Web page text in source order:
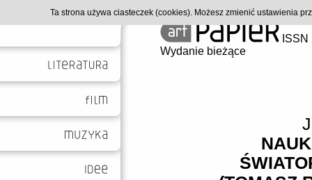
Wydanie bieżące
Ta strona używa ciasteczek (cookies). Możesz zmienić ustawienia